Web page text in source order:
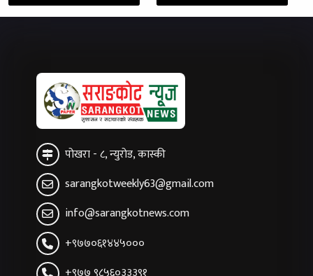
पोखरा - ८, न्युरोड, कास्की
sarangkotweekly63@gmail.com
info@sarangkotnews.com
+९७७०६१४४५०००